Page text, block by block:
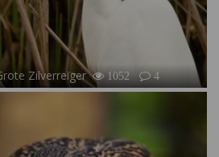
Zilverreiger 1052 4